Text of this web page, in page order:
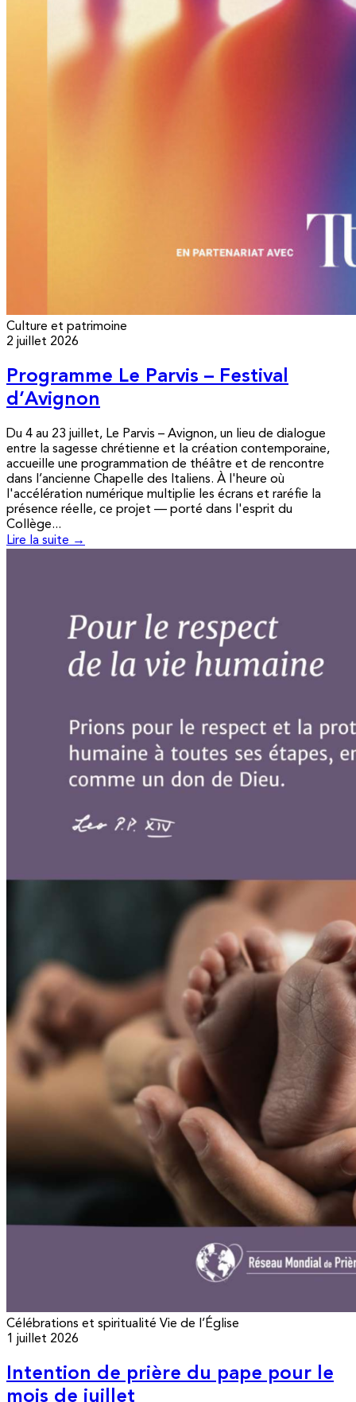
Culture et patrimoine
2 juillet 2026
Programme Le Parvis – Festival
d’Avignon
Du 4 au 23 juillet, Le Parvis – Avignon, un lieu de dialogue
entre la sagesse chrétienne et la création contemporaine,
accueille une programmation de théâtre et de rencontre
dans l’ancienne Chapelle des Italiens. À l'heure où
l'accélération numérique multiplie les écrans et raréfie la
présence réelle, ce projet — porté dans l'esprit du
Collège...
Lire la suite →
Célébrations et spiritualité Vie de l’Église
1 juillet 2026
Intention de prière du pape pour le
mois de juillet